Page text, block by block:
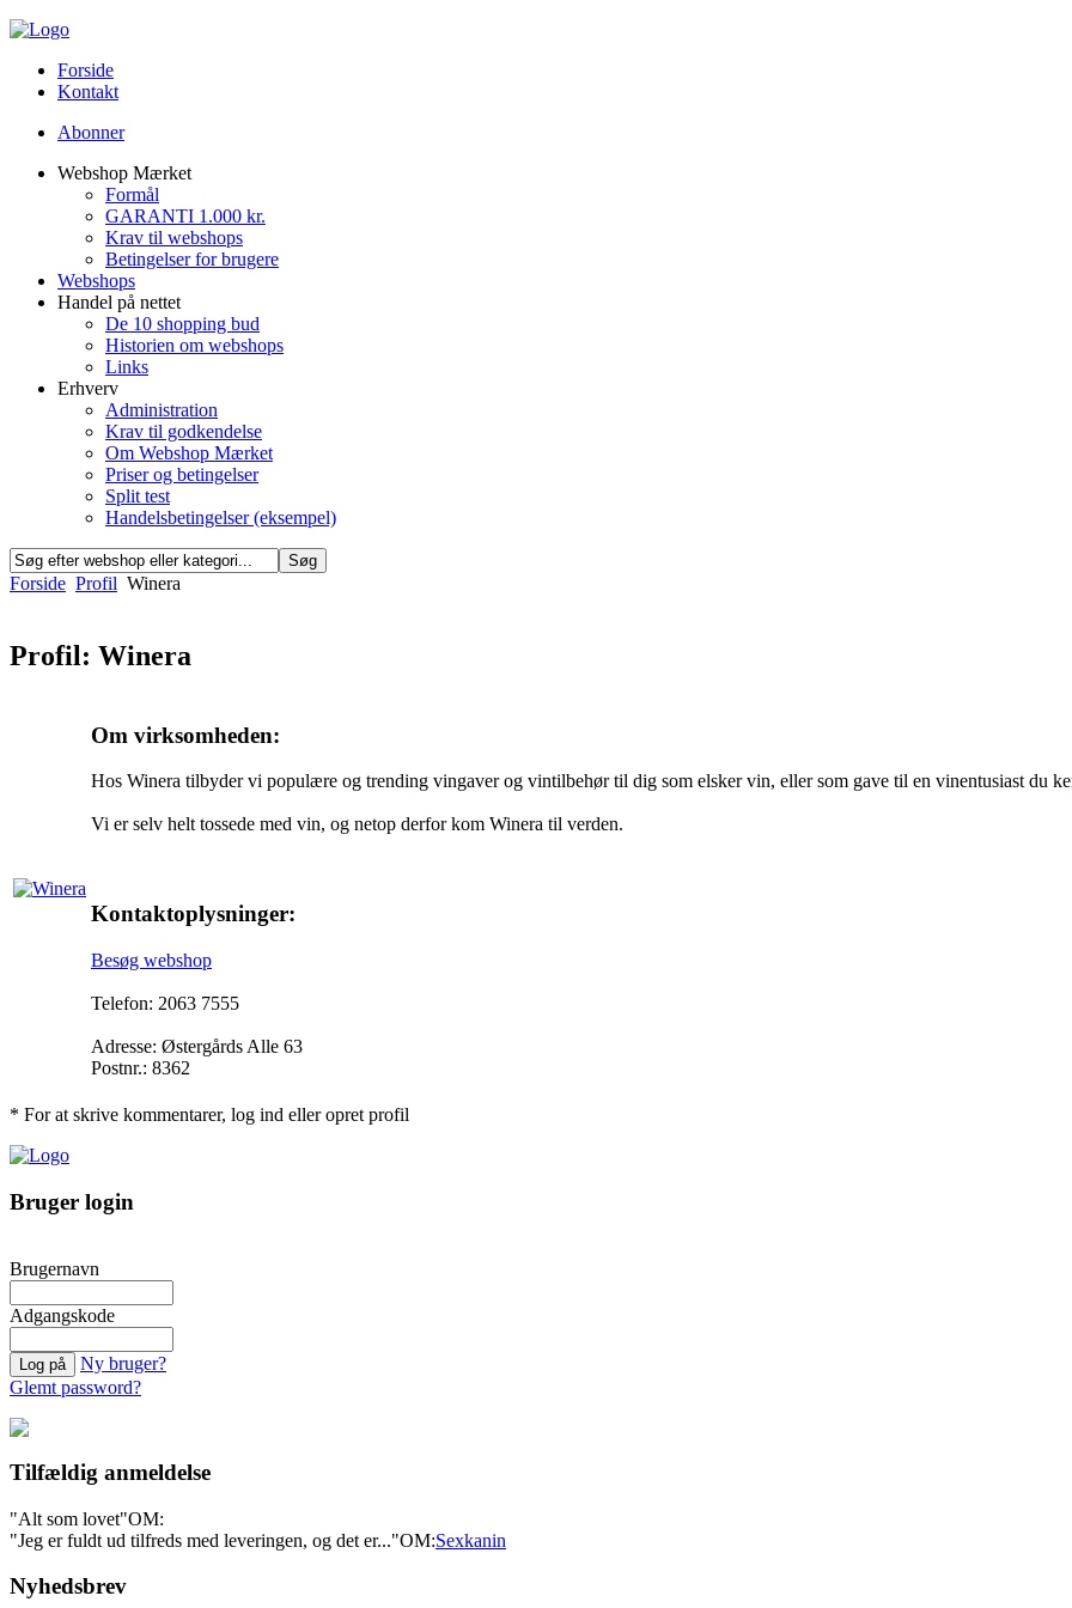
Forside
Kontakt
Abonner
Webshop Mærket
Formål
GARANTI 1.000 kr.
Krav til webshops
Betingelser for brugere
Webshops
Handel på nettet
De 10 shopping bud
Historien om webshops
Links
Erhverv
Administration
Krav til godkendelse
Om Webshop Mærket
Priser og betingelser
Split test
Handelsbetingelser (eksempel)
Forside Profil Winera
Profil: Winera
Om virksomheden:
Hos Winera tilbyder vi populære og trending vingaver og vintilbehør til dig som elsker vin, eller som gave til en vinentusiast du
Vi er selv helt tossede med vin, og netop derfor kom Winera til verden.
Kontaktoplysninger:
Besøg webshop
Telefon: 2063 7555
Adresse: Østergårds Alle 63
Postnr.: 8362
* For at skrive kommentarer, log ind eller opret profil
Bruger login
Brugernavn
Adgangskode
Ny bruger?
Glemt password?
Tilfældig anmeldelse
"Alt som lovet"OM:
"Jeg er fuldt ud tilfreds med leveringen, og det er..."OM:Sexkanin
Nyhedsbrev